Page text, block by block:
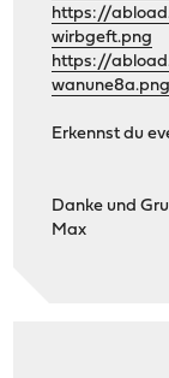
https://
wirbgeft.png
https://
wanune8a.png
Erkennst du
Danke und
Max